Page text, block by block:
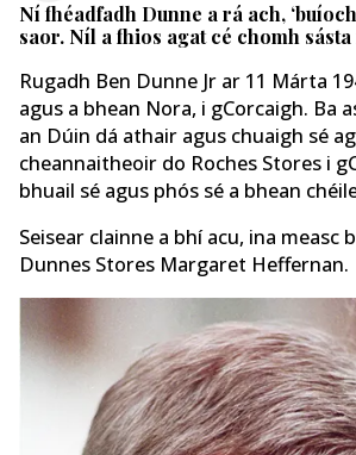
Ní fhéadfadh Dunne a rá ach,
saor. Níl a fhios agat cé chomh sásta
Rugadh Ben Dunne Jr ar 11 Márta
agus a bhean Nora, i gCorcaigh. Ba
an Dúin dá athair agus chuaigh sé
cheannaitheoir do Roches Stores i
bhuail sé agus phós sé a bhean
Seisear clainne a bhí acu, ina measc
Dunnes Stores Margaret Heffernan.